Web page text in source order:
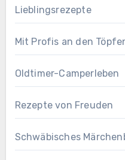
Lieblingsrezepte
Mit Profis an den
Oldtimer-Camperleben
Rezepte von Freuden
Schwäbisches